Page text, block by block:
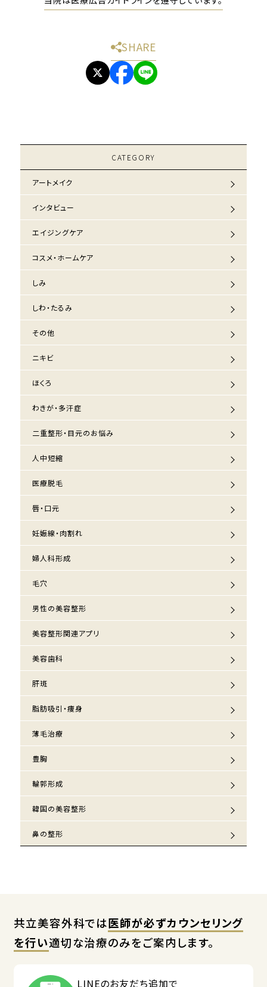
SHARE
CATEGORY
アートメイク
インタビュー
エイジングケア
コスメ・ホームケア
しみ
しわ・たるみ
その他
ニキビ
ほくろ
わきが・多汗症
二重整形・目元のお悩み
人中短縮
医療脱毛
唇・口元
妊娠線・肉割れ
婦人科形成
毛穴
男性の美容整形
美容整形関連アプリ
美容歯科
肝斑
脂肪吸引・痩身
薄毛治療
豊胸
輪郭形成
韓国の美容整形
鼻の整形
共立美容外科では医師が必ずカウンセリング
を行い適切な治療のみをご案内します。
LINEのお友だち追加で